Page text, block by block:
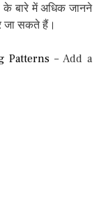
बारे में अधिक जानने
जा सकते हैं।
Patterns – Add a